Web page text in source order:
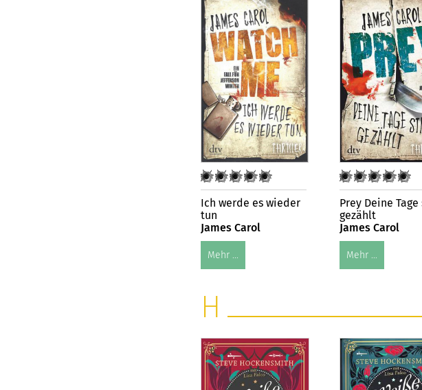
Ich werde es wieder
tun
James Carol
Mehr ...
Prey Deine Tage
gezählt
James Carol
Mehr ...
H